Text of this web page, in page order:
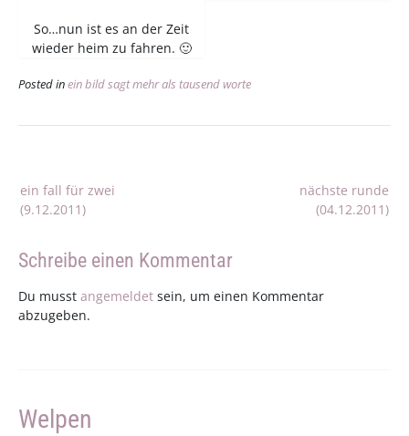
So…nun ist es an der Zeit
wieder heim zu fahren. 🙂
Posted inein bild sagt mehr als tausend worte
nächste runde
(04.12.2011)
ein fall für zwei
(9.12.2011)
Schreibe einen Kommentar
Du musst angemeldet sein, um einen Kommentar
abzugeben.
Welpen